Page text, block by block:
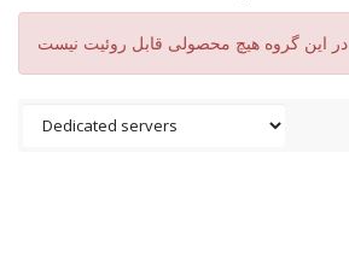
در این گروه هیچ محصولی قابل روئیت نیست